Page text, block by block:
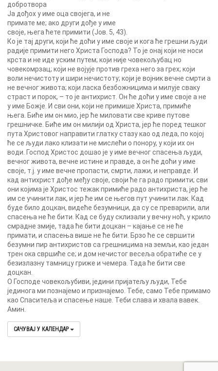
добротвора
Ја дођох у име оца својега, и не
примате ме; ако други дође у име
своје, њега ћете примити (Јов. 5, 43).
Ко је тај други, који ће доћи у име своје и кога ће грешни људи
радије примити него Христа Господа? То је онај који не носи
крста и не иде уским путем; који није човекољубац но
човекомрзац; који не војује против греха него за грех; који
воли нечистоту и шири нечистоту; који је војник вечне смрти а
не вечног живота; који ласка безбожницима и милује сваку
страст и порок, – то је антихрист. Он ће доћи у име своје а не
у име Божје. И сви они, који не примише Христа, примиће
њега. Биће им он мио, јер ће миловати све криве путове
грешничке. Биће им он милији од Христа, јер ће поред тешког
пута Христовог направити глатку стазу као од леда, по којој
ће се људи лако клизати не мислећи о понору, у који их он
води. Господ Христос дошао је у име вечног спасења људи,
вечног живота, вечне истине и правде, а он ће доћи у име
своје, т.ј. у име вечне пропасти, смрти, лажи, и неправде. И
кад антихрист дође међу своје, своји ће га радо примити; сви
они којима је Христос тежак примиће радо антихриста, јер ће
им се учинити лак, и јер ће им се његов пут учинити лак. Кад
буде било доцкан, видеће безумници, да су се преварили, али
спасења не ће бити. Кад се буду склизали у вечну ноћ, у крило
смрадне змије, тада ће бити доцкан – кајање се не ће
примати, и спасења више не ће бити. Брзо ће се свршити
безумни пир антихристов са грешницима на земљи, као један
трен ока свршиће се; и дом нечистог весеља обратиће се у
безизлазну тамницу гриже и чемера. Тада ће бити све
доцкан.
О Господе човекољубиви, једини пријатељу људи, Тебе
јединога ми познајемо и признајемо. Тебе, само Тебе примамо
као Спаситеља и спасење наше. Теби слава и хвала вавек.
Амин.
САЧУВАЈ У КАЛЕНДАР